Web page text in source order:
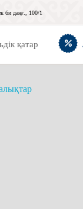
би даңғ., 100/1
қатар